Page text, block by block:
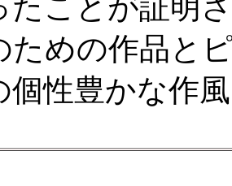
たことが証明
ための作品と
個性豊かな作